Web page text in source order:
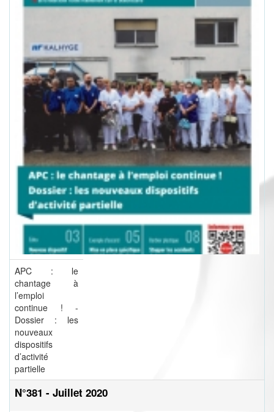
APC : le
chantage à
l’emploi
continue ! -
Dossier : les
nouveaux
dispositifs
d’activité
partielle
N°381 - Juillet 2020